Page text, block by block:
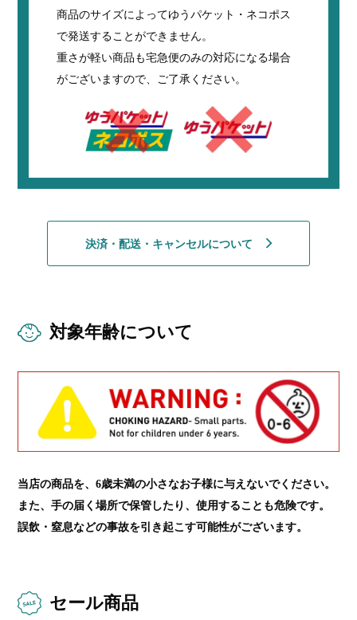
商品のサイズによってゆうパケット・ネコポス
で発送することができません。
重さが軽い商品も宅急便のみの対応になる場合
がございますので、ご了承ください。
決済・配送・キャンセルについて
対象年齢について
当店の商品を、6歳未満の小さなお子様に与えないでください。
また、手の届く場所で保管したり、使用することも危険です。
誤飲・窒息などの事故を引き起こす可能性がございます。
セール商品